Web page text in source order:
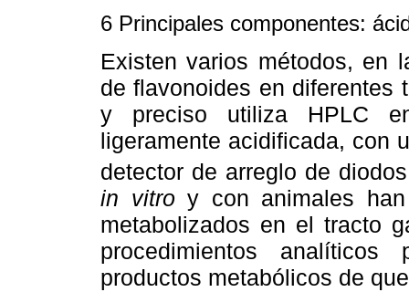
6 Principales componentes:
Existen varios métodos, en
de flavonoides en diferentes
y preciso utiliza HPLC
ligeramente acidificada, con
detector de arreglo de
in vitroy con animales
metabolizados en el tracto
procedimientos
productos metabólicos de